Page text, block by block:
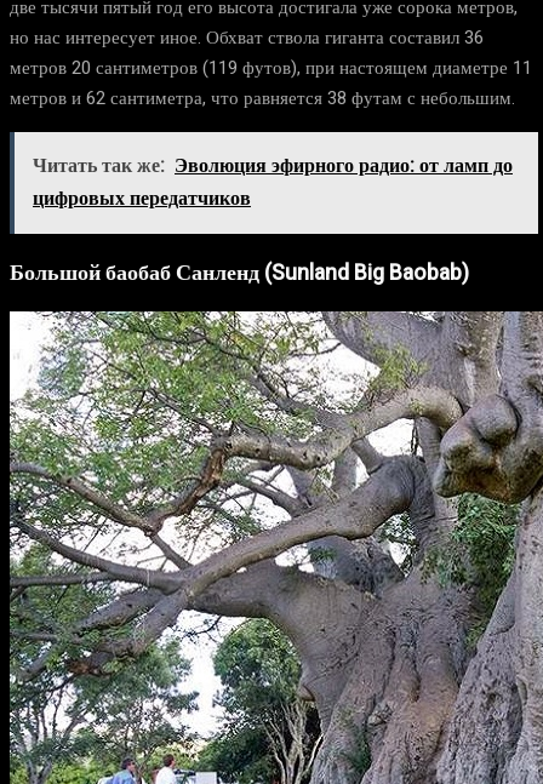
две тысячи пятый год его высота достигала уже сорока метров,
но нас интересует иное. Обхват ствола гиганта составил 36
метров 20 сантиметров (119 футов), при настоящем диаметре 11
метров и 62 сантиметра, что равняется 38 футам с небольшим.
Читать так же: Эволюция эфирного радио: от ламп до
цифровых передатчиков
Большой баобаб Санленд (Sunland Big Baobab)